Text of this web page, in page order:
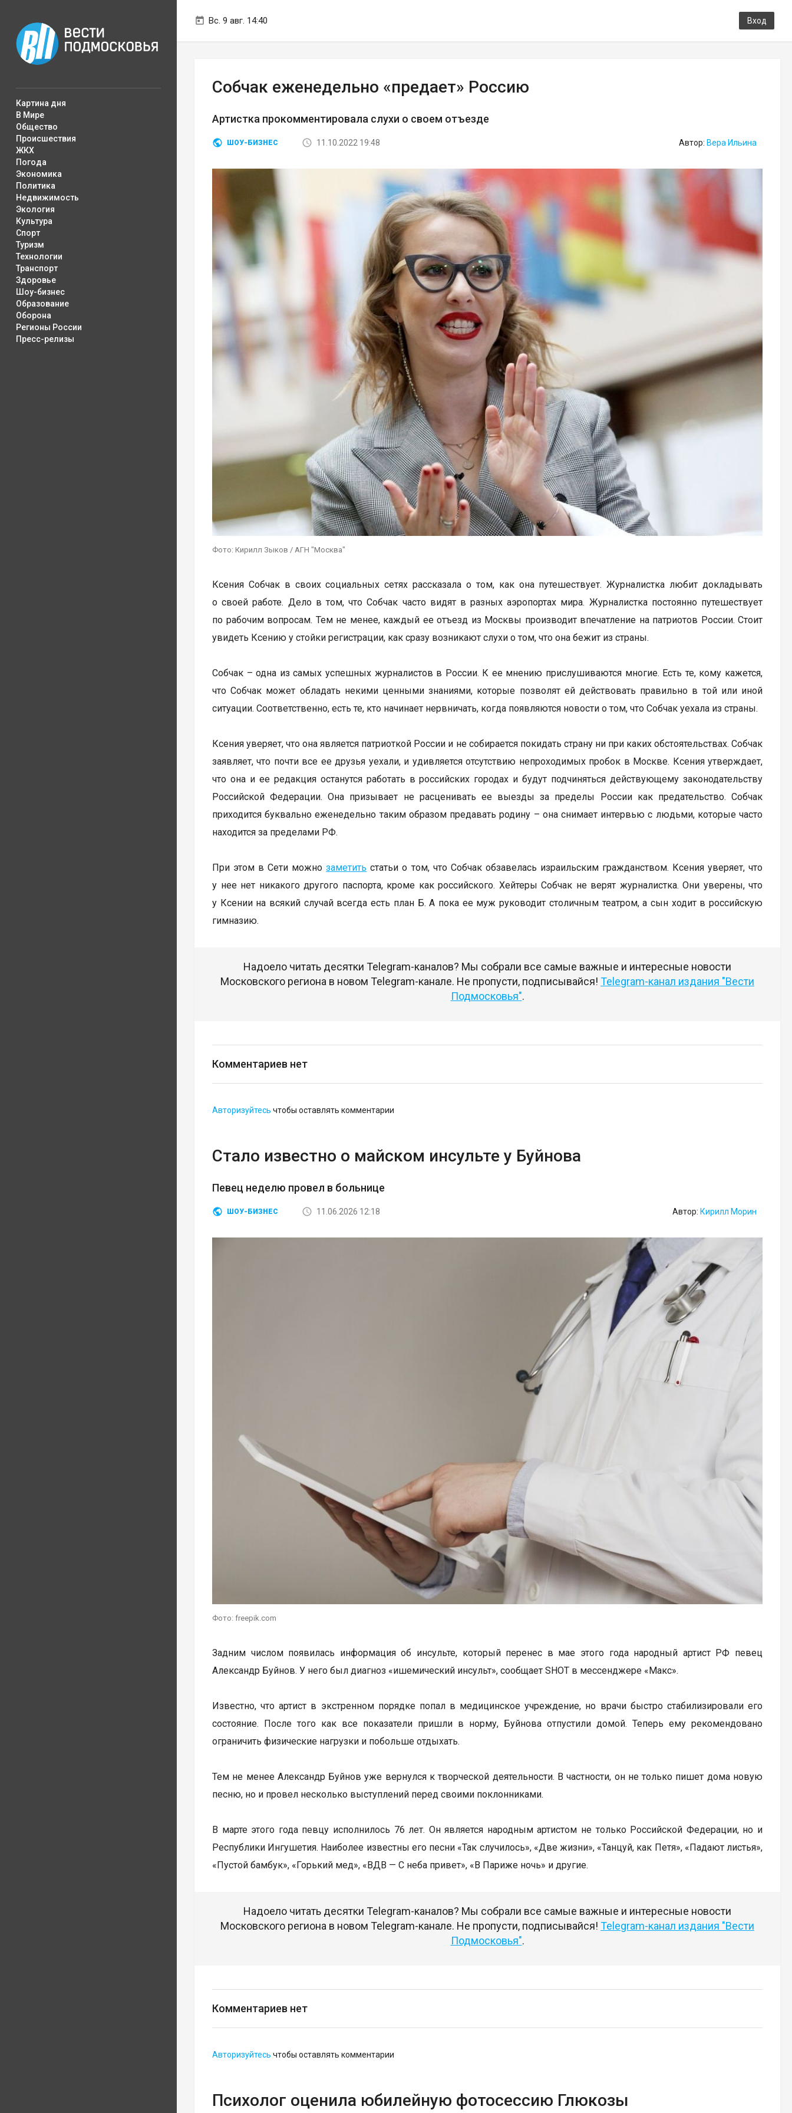
Вс. 9 авг. 14:40 Вход
Картина дня
В Мире
Общество
Происшествия
ЖКХ
Погода
Экономика
Политика
Недвижимость
Экология
Культура
Спорт
Туризм
Технологии
Транспорт
Здоровье
Шоу-бизнес
Образование
Оборона
Регионы России
Пресс-релизы
Собчак еженедельно «предает» Россию
Артистка прокомментировала слухи о своем отъезде
ШОУ-БИЗНЕС 11.10.2022 19:48 Автор: Вера Ильина
Фото: Кирилл Зыков / АГН "Москва"
Ксения Собчак в своих социальных сетях рассказала о том, как она путешествует. Журналистка любит докладывать
о своей работе. Дело в том, что Собчак часто видят в разных аэропортах мира. Журналистка постоянно путешествует
по рабочим вопросам. Тем не менее, каждый ее отъезд из Москвы производит впечатление на патриотов России. Стоит
увидеть Ксению у стойки регистрации, как сразу возникают слухи о том, что она бежит из страны.
Собчак – одна из самых успешных журналистов в России. К ее мнению прислушиваются многие. Есть те, кому кажется,
что Собчак может обладать некими ценными знаниями, которые позволят ей действовать правильно в той или иной
ситуации. Соответственно, есть те, кто начинает нервничать, когда появляются новости о том, что Собчак уехала из страны.
Ксения уверяет, что она является патриоткой России и не собирается покидать страну ни при каких обстоятельствах. Собчак
заявляет, что почти все ее друзья уехали, и удивляется отсутствию непроходимых пробок в Москве. Ксения утверждает,
что она и ее редакция останутся работать в российских городах и будут подчиняться действующему законодательству
Российской Федерации. Она призывает не расценивать ее выезды за пределы России как предательство. Собчак
приходится буквально еженедельно таким образом предавать родину – она снимает интервью с людьми, которые часто
находится за пределами РФ.
При этом в Сети можнозаметить статьи о том, что Собчак обзавелась израильским гражданством. Ксения уверяет, что
у нее нет никакого другого паспорта, кроме как российского. Хейтеры Собчак не верят журналистка. Они уверены, что
у Ксении на всякий случай всегда есть план Б. А пока ее муж руководит столичным театром, а сын ходит в российскую
гимназию.
Надоело читать десятки Telegram-каналов? Мы собрали все самые важные и интересные новости
Московского региона в новом Telegram-канале. Не пропусти, подписывайся! Telegram-канал издания "Вести
Подмосковья".
Комментариев нет
Авторизуйтесь чтобы оставлять комментарии
Стало известно о майском инсульте у Буйнова
Певец неделю провел в больнице
ШОУ-БИЗНЕС 11.06.2026 12:18 Автор: Кирилл Морин
Фото: freepik.com
Задним числом появилась информация об инсульте, который перенес в мае этого года народный артист РФ певец
Александр Буйнов. У него был диагноз «ишемический инсульт», сообщает SHOT в мессенджере «Макс».
Известно, что артист в экстренном порядке попал в медицинское учреждение, но врачи быстро стабилизировали его
состояние. После того как все показатели пришли в норму, Буйнова отпустили домой. Теперь ему рекомендовано
ограничить физические нагрузки и побольше отдыхать.
Тем не менее Александр Буйнов уже вернулся к творческой деятельности. В частности, он не только пишет дома новую
песню, но и провел несколько выступлений перед своими поклонниками.
В марте этого года певцу исполнилось 76 лет. Он является народным артистом не только Российской Федерации, но и
Республики Ингушетия. Наиболее известны его песни «Так случилось», «Две жизни», «Танцуй, как Петя», «Падают листья»,
«Пустой бамбук», «Горький мед», «ВДВ — С неба привет», «В Париже ночь» и другие.
Надоело читать десятки Telegram-каналов? Мы собрали все самые важные и интересные новости
Московского региона в новом Telegram-канале. Не пропусти, подписывайся! Telegram-канал издания "Вести
Подмосковья".
Комментариев нет
Авторизуйтесь чтобы оставлять комментарии
Психолог оценила юбилейную фотосессию Глюкозы